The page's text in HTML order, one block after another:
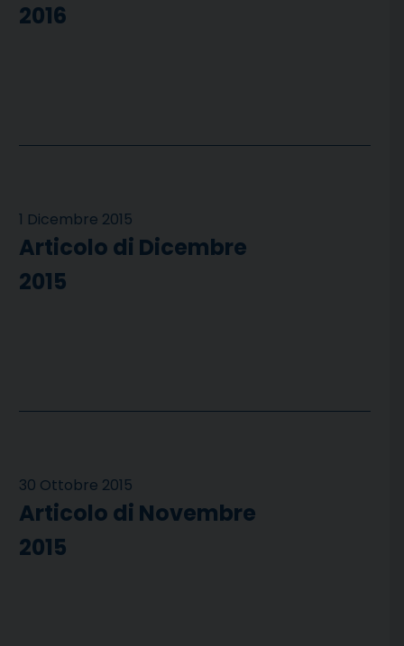
2016
1 Dicembre 2015
Articolo di Dicembre
2015
30 Ottobre 2015
Articolo di Novembre
2015